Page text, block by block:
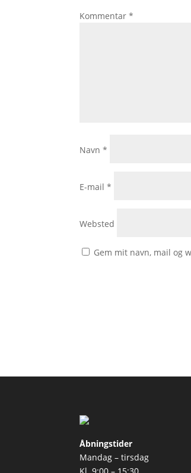
Kommentar*
Navn*
E-mail*
Websted
Gem mit navn, mail og
Åbningstider
Mandag – tirsdag